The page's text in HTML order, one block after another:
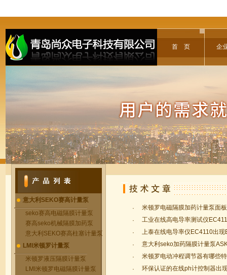
首 页 企
意大利SEKO赛高计量泵
seko赛高电磁隔膜计量泵
赛高seko机械隔膜加药泵
意大利SEKO赛高柱塞计量泵
LMI米顿罗计量泵
米顿罗液压隔膜计量泵
LMI米顿罗电磁隔膜计量泵
·
米顿罗电磁隔膜加药计量泵面
·
工业在线高电导率测试仪
·
上泰在线电导率仪EC4110出
·
意大利seko加药隔膜计量泵
·
米顿罗电动冲程调节器有哪些
·
环保认证的在线ph计控制器出